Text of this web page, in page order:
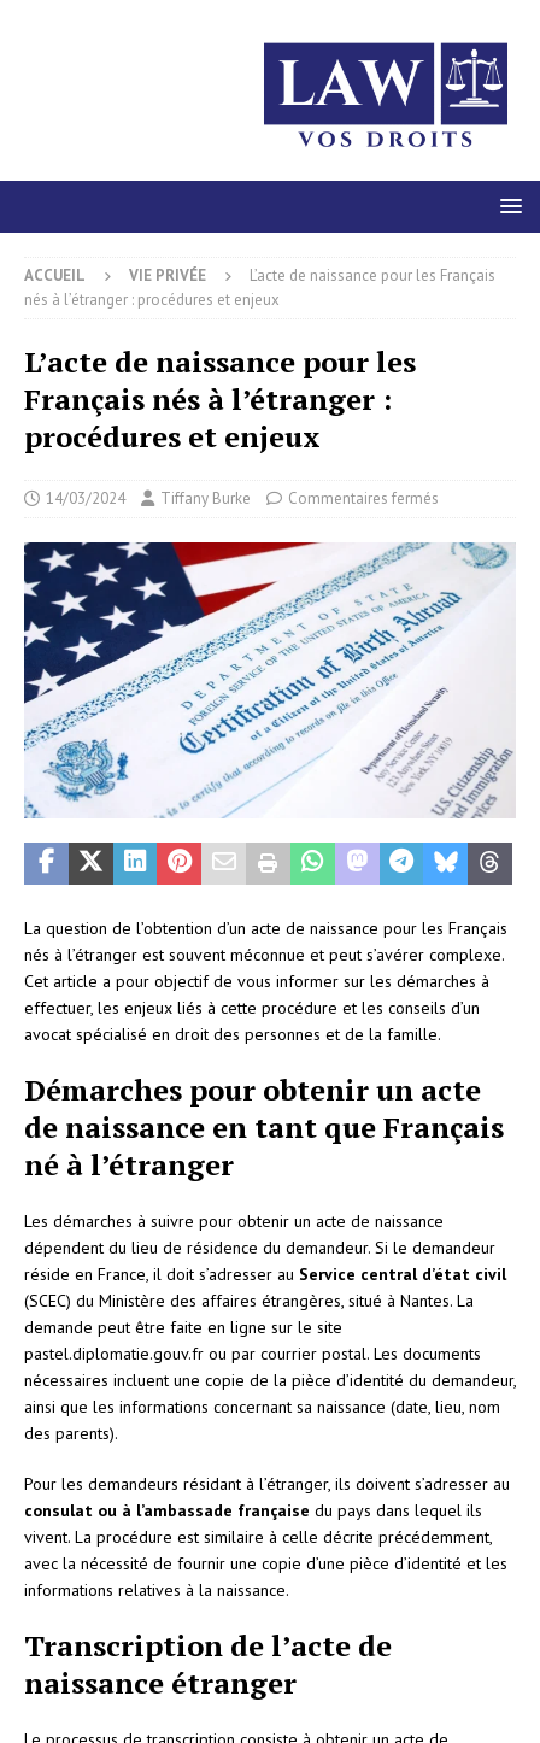
ACCUEIL VIE PRIVÉE
L’acte de naissance pour les Français
nés à l’étranger : procédures et enjeux
L’acte de naissance pour les
Français nés à l’étranger :
procédures et enjeux
14/03/2024 Tiffany Burke Commentaires fermés
La question de l’obtention d’un acte de naissance pour les Français
nés à l’étranger est souvent méconnue et peut s’avérer complexe.
Cet article a pour objectif de vous informer sur les démarches à
effectuer, les enjeux liés à cette procédure et les conseils d’un
avocat spécialisé en droit des personnes et de la famille.
Démarches pour obtenir un acte
de naissance en tant que Français
né à l’étranger
Les démarches à suivre pour obtenir un acte de naissance
dépendent du lieu de résidence du demandeur. Si le demandeur
réside en France, il doit s’adresser au Service central d’état civil
(SCEC) du Ministère des affaires étrangères, situé à Nantes. La
demande peut être faite en ligne sur le site
pastel.diplomatie.gouv.fr ou par courrier postal. Les documents
nécessaires incluent une copie de la pièce d’identité du demandeur,
ainsi que les informations concernant sa naissance (date, lieu, nom
des parents).
Pour les demandeurs résidant à l’étranger, ils doivent s’adresser au
consulat ou à l’ambassade française du pays dans lequel ils
vivent. La procédure est similaire à celle décrite précédemment,
avec la nécessité de fournir une copie d’une pièce d’identité et les
informations relatives à la naissance.
Transcription de l’acte de
naissance étranger